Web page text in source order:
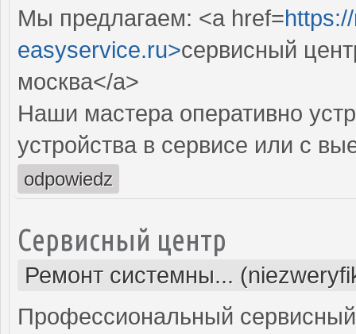
Мы предлагаем: <a href=
easyservice.ru>сервисный
москва</a>
Наши мастера оперативно
устройства в сервисе или с
odpowiedz
Сервисный центр
Ремонт системны...
Профессиональный